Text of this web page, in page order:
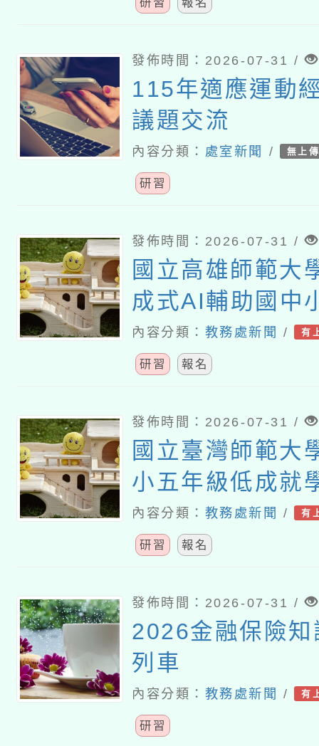
發佈時間：2026-07-31 /
115年適應運動
議題交流
內容分類： 處室新聞 / 無上
研習
發佈時間：2026-07-31 /
國立高雄師範大
成式AI輔助國中
教師教學工作坊
內容分類： 教務處新聞 / 有
研習 報名
發佈時間：2026-07-31 /
國立臺灣師範大
小五年級低成就
難問題與有效教
分享研習」
內容分類： 教務處新聞 / 有
研習 報名
發佈時間：2026-07-31 /
2026金融保險
列車
內容分類： 教務處新聞 / 有
研習